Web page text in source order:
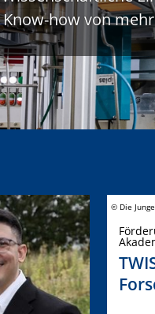
how von
© Die